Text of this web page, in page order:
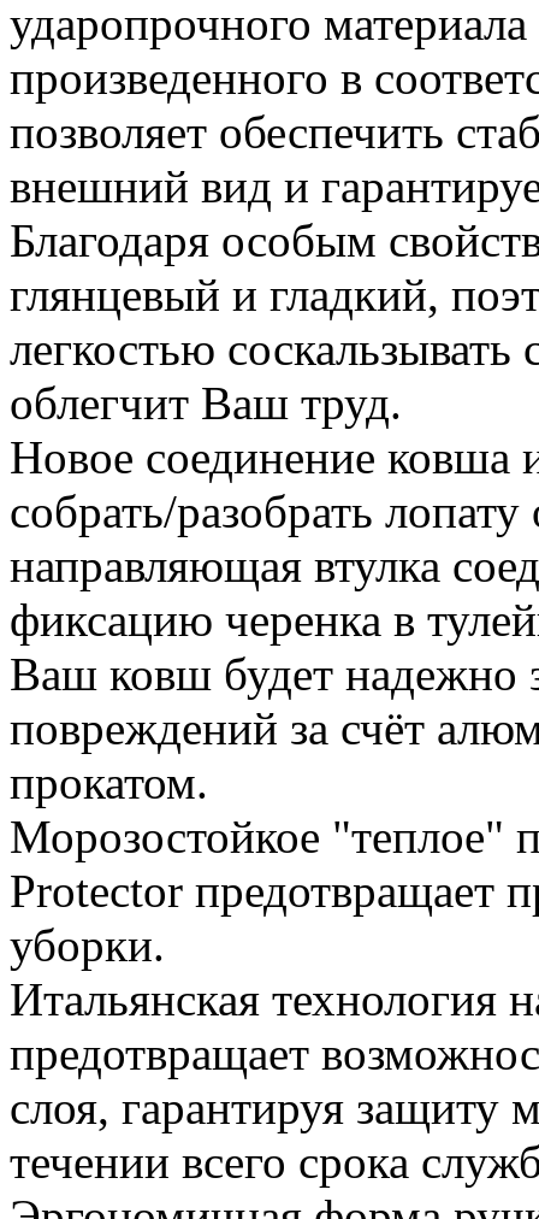
ударопрочного
произведенного в
позволяет обеспечить
внешний вид и
Благодаря особым
глянцевый и гладкий,
легкостью соскальзывать
облегчит Ваш труд.
Новое соединение ковша
собрать/разобрать
направляющая втулка
фиксацию черенка в
Ваш ковш будет надежно
повреждений за счёт
прокатом.
Морозостойкое "теплое"
Protector предотвращает
уборки.
Итальянская технология
предотвращает
слоя, гарантируя защиту
течении всего срока